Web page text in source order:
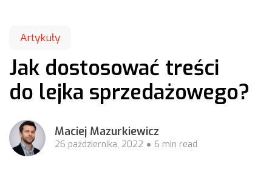
Artykuły
Jak dostosować treści
do lejka sprzedażowego?
Maciej Mazurkiewicz
26 października, 2022 6 min read